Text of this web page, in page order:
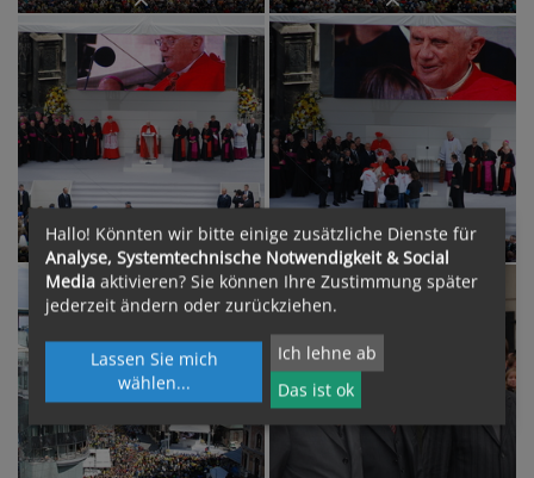
Papstbesuch ? kathbild/Grohmann,
Karlpa200709091gro,pa20070909
Papstbesuch ? kathbild/Grohmann,
Karlpa200709091gro,pa20070909
Papstbesuch ? kathbild/Grohmann,
Hallo! Könnten wir bitte einige zusätzliche Dienste für
Analyse, Systemtechnische Notwendigkeit & Social
Media aktivieren? Sie können Ihre Zustimmung später
jederzeit ändern oder zurückziehen.
Lassen Sie mich
wählen...
Ich lehne ab
Das ist ok